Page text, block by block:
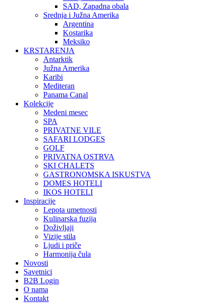
SAD, Zapadna obala
Srednja i Južna Amerika
Argentina
Kostarika
Meksiko
KRSTARENJA
Antarktik
Južna Amerika
Karibi
Mediteran
Panama Canal
Kolekcije
Medeni mesec
SPA
PRIVATNE VILE
SAFARI LODGES
GOLF
PRIVATNA OSTRVA
SKI CHALETS
GASTRONOMSKA ISKUSTVA
DOMES HOTELI
IKOS HOTELI
Inspiracije
Lepota umetnosti
Kulinarska fuzija
Doživljaji
Vizije stila
Ljudi i priče
Harmonija čula
Novosti
Savetnici
B2B Login
O nama
Kontakt